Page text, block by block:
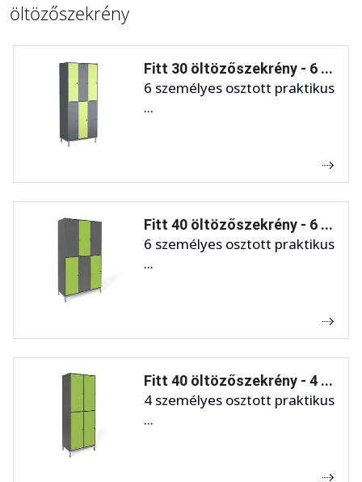
öltözőszekrény
Fitt 30 öltözőszekrény - 6 ...
6 személyes osztott praktikus
...
Fitt 40 öltözőszekrény - 6 ...
6 személyes osztott praktikus
...
Fitt 40 öltözőszekrény - 4 ...
4 személyes osztott praktikus
...